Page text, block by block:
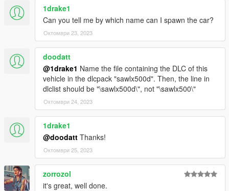
1drake1
Can you tell me by which name can I spawn the car?
Октомври 23, 2023
doodatt
@1drake1 Name the file containing the DLC of this
vehicle in the dlcpack "sawlx500d". Then, the line in
dlclist should be "\sawlx500d\", not "\sawlx500\"
Октомври 24, 2023
1drake1
@doodatt Thanks!
Октомври 25, 2023
zorrozol
it's great, well done.